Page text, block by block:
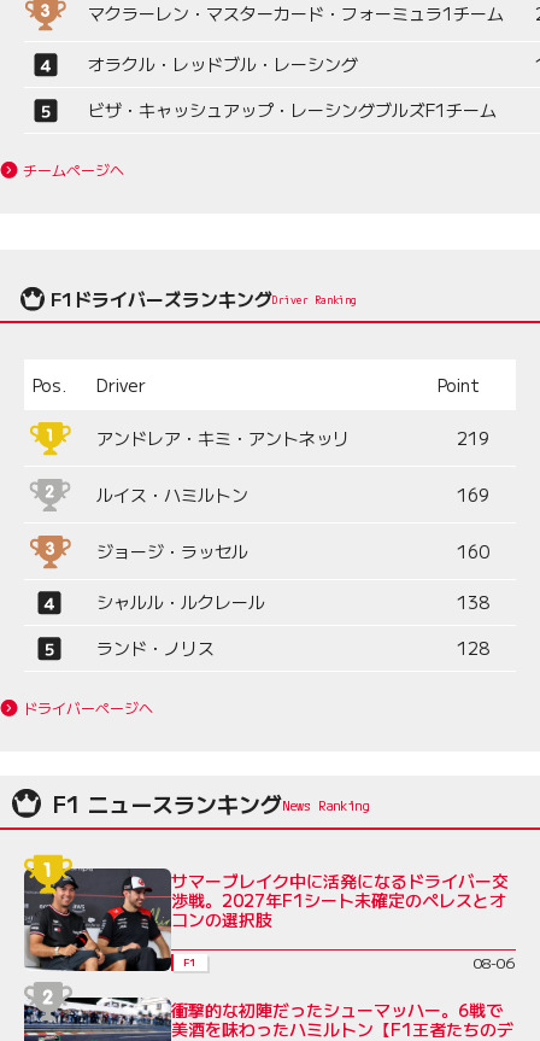
マクラーレン・マスターカード・フォーミュラ1チーム
オラクル・レッドブル・レーシング
ビザ・キャッシュアップ・レーシングブルズF1チーム
チームページへ
F1ドライバーズランキングDriver Ranking
Pos. Driver Point
アンドレア・キミ・アントネッリ 219
ルイス・ハミルトン 169
ジョージ・ラッセル 160
シャルル・ルクレール
138
ランド・ノリス
128
ドライバーページへ
F1 ニュースランキング
サマーブレイク中に活発になるドライバー交
渉戦。2027年F1シート未確定のペレスとオ
コンの選択肢
F1 08-06
衝撃的な初陣だったシューマッハー。6戦で
美酒を味わったハミルトン【F1王者たちのデ